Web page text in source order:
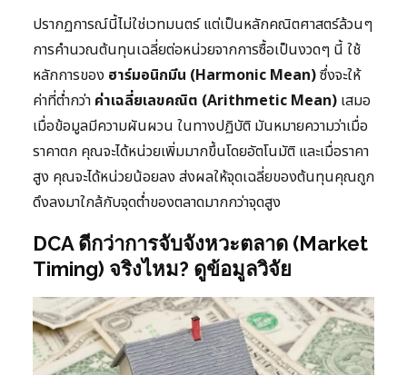
ปรากฏการณ์นี้ไม่ใช่เวทมนตร์ แต่เป็นหลักคณิตศาสตร์ล้วนๆ
การคำนวณต้นทุนเฉลี่ยต่อหน่วยจากการซื้อเป็นงวดๆ นี้ ใช้
หลักการของ ฮาร์มอนิกมีน (Harmonic Mean)ซึ่งจะให้
ค่าที่ต่ำกว่า ค่าเฉลี่ยเลขคณิต (Arithmetic Mean) เสมอ
เมื่อข้อมูลมีความผันผวน ในทางปฏิบัติ มันหมายความว่าเมื่อ
ราคาตก คุณจะได้หน่วยเพิ่มมากขึ้นโดยอัตโนมัติ และเมื่อราคา
สูง คุณจะได้หน่วยน้อยลง ส่งผลให้จุดเฉลี่ยของต้นทุนคุณถูก
ดึงลงมาใกล้กับจุดต่ำของตลาดมากกว่าจุดสูง
DCA ดีกว่าการจับจังหวะตลาด (Market
Timing) จริงไหม? ดูข้อมูลวิจัย